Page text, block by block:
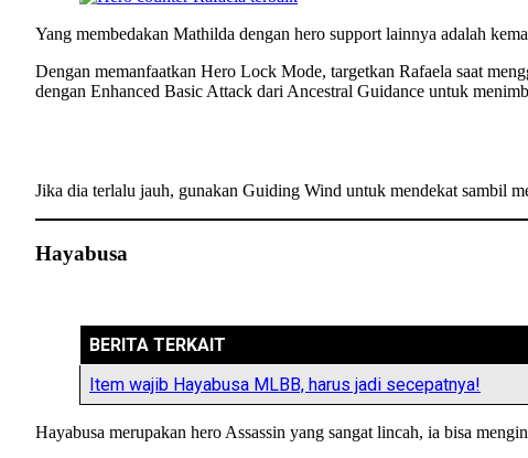
Yang membedakan Mathilda dengan hero support lainnya adalah
Dengan memanfaatkan Hero Lock Mode, targetkan Rafaela saat
dengan Enhanced Basic Attack dari Ancestral Guidance untuk
Jika dia terlalu jauh, gunakan Guiding Wind untuk mendekat sambil
Hayabusa
BERITA TERKAIT
Item wajib Hayabusa MLBB, harus jadi secepatnya!
Hayabusa merupakan hero Assassin yang sangat lincah, ia bisa